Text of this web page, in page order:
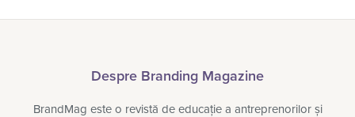
Despre Branding Magazine
BrandMag este o revistă de educație a antreprenorilor și